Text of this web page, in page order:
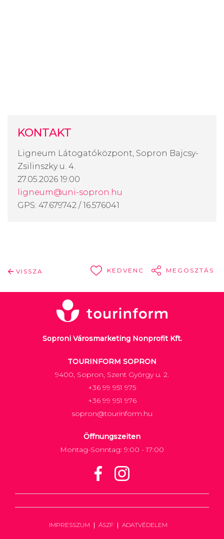
KONTAKT
Ligneum Látogatóközpont, Sopron Bajcsy-
Zsilinszky u. 4.
27.05.2026 19:00
ligneum@uni-sopron.hu
GPS: 47.679742 / 16.576041
VISSZA KEDVENC MEGOSZTÁS
Soproni Városmarketing Nonprofit Kft.
TOURINFORM SOPRON
9400, Sopron, Szent György u. 2.
+36 99 951 975
+36 99 951 976
sopron@tourinform.hu
Öffnungszeiten
Montag-Sonntag: 9:00 - 17:00
IMPRESSZUM ÁSZF ADATVÉDELEM